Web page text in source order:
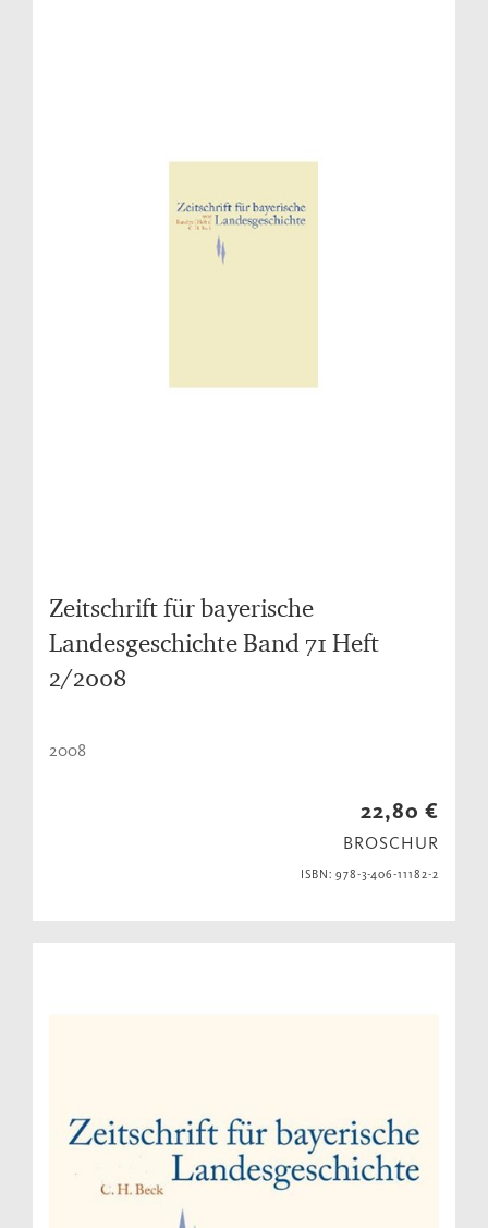
Zeitschrift für bayerische
Landesgeschichte Band 71 Heft
2/2008
2008
22,80 €
BROSCHUR
ISBN: 978-3-406-11182-2